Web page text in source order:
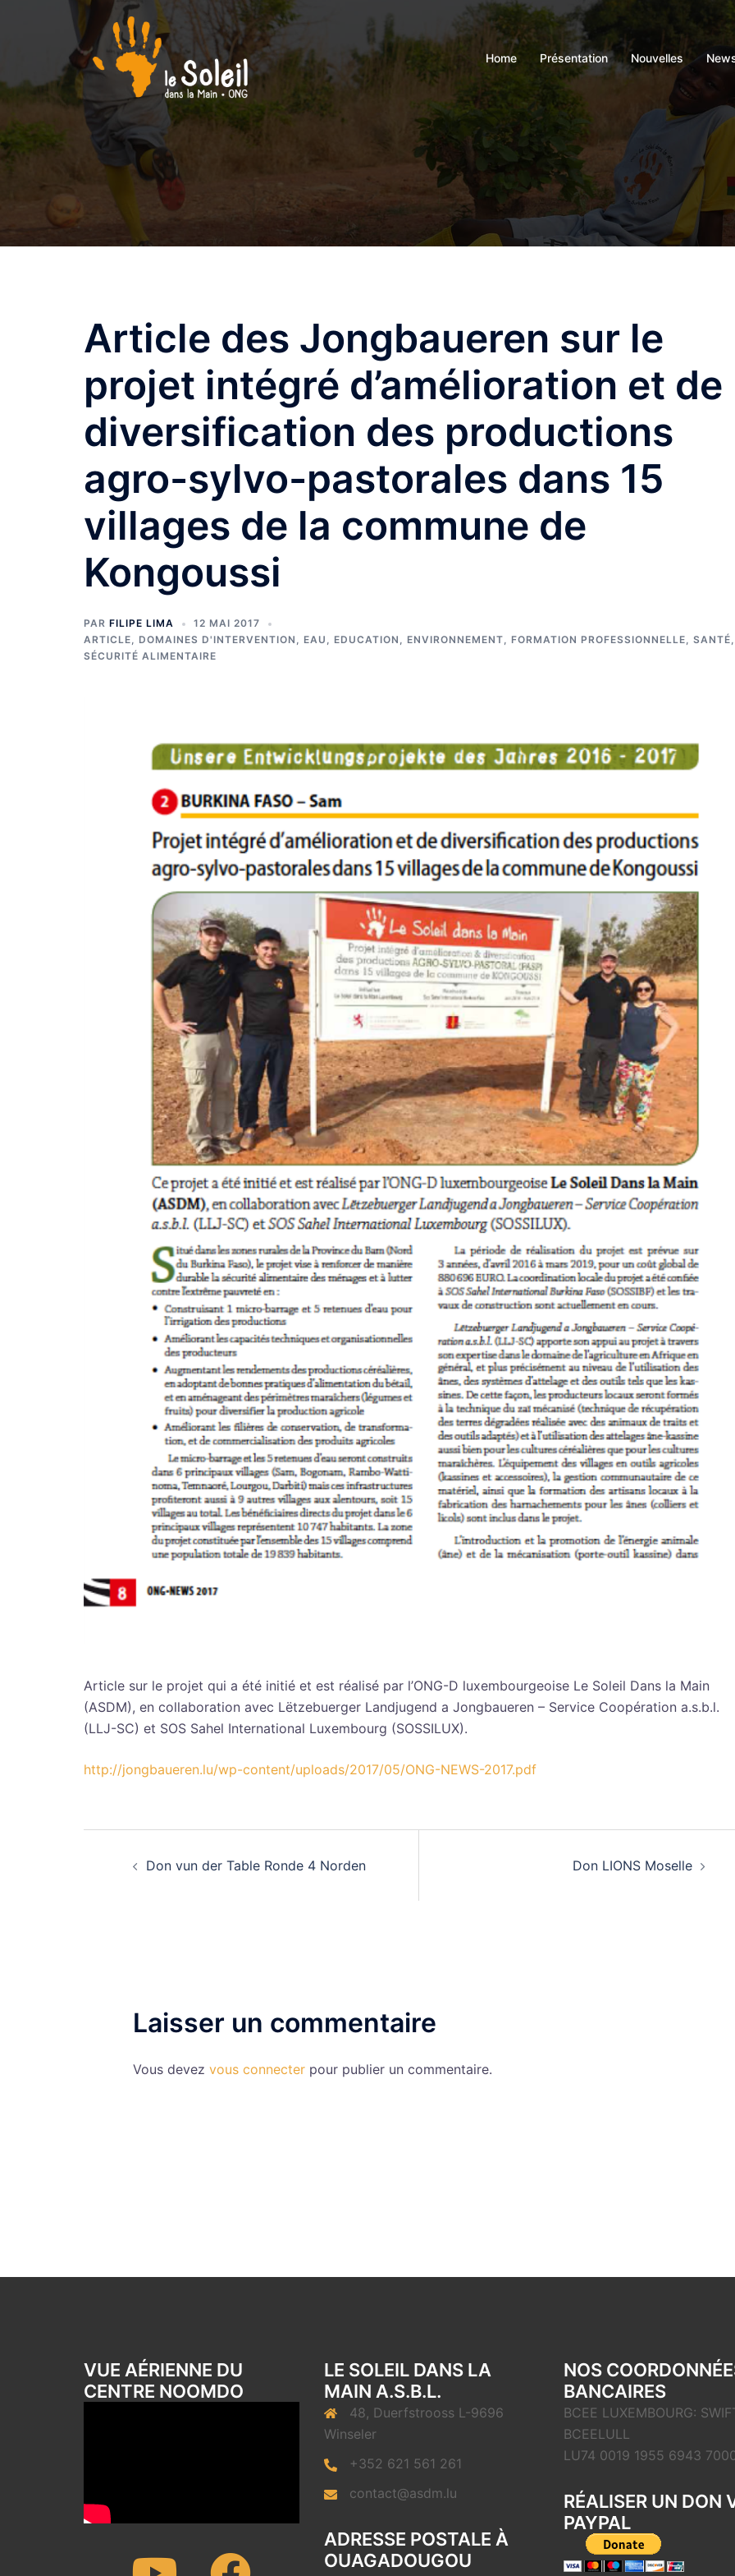
Home Présentation Nouvelles
Article des Jongbaueren sur le
projet intégré d’amélioration et de
diversification des productions
agro-sylvo-pastorales dans 15
villages de la commune de
Kongoussi
PAR FILIPE LIMA
12 MAI 2017
ARTICLE, DOMAINES D'INTERVENTION , EAU , EDUCATION , ENVIRONNEMENT, FORMATION PROFESSIONNELLE, SANTÉ,
SÉCURITÉ ALIMENTAIRE
Article sur le projet qui a été initié et est réalisé par l’ONG-D luxembourgeoise Le Soleil Dans la Main
(ASDM), en collaboration avec Lëtzebuerger Landjugend a Jongbaueren – Service Coopération a.s.b.l.
(LLJ-SC) et SOS Sahel International Luxembourg (SOSSILUX).
http://jongbaueren.lu/wp-content/uploads/2017/05/ONG-NEWS-2017.pdf
Navigation
Don vun der Table Ronde 4 Norden Don LIONS Moselle
Laisser un commentaire
Vous devez vous connecter pour publier un commentaire.
VUE AÉRIENNE DU
CENTRE NOOMDO
Youtube
LE SOLEIL DANS LA
MAIN A.S.B.L.
48, Duerfstrooss L-9696
Winseler
+352 621 561 261
contact@asdm.lu
ADRESSE POSTALE À
OUAGADOUGOU
NOS
BANCAIRES
BCEE LUXEMBOURG:
BCEELULL
LU74 0019 1955 6943
RÉALISER UN DON
PAYPAL